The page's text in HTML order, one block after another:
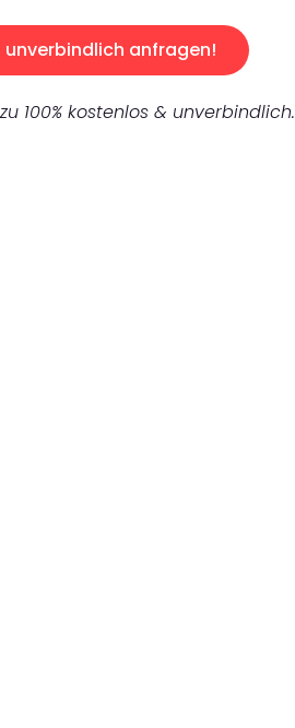
unverbindlich anfragen!
100% kostenlos & unverbindlich.